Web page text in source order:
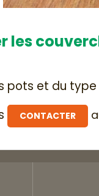
les
pots et du type
CONTACTER